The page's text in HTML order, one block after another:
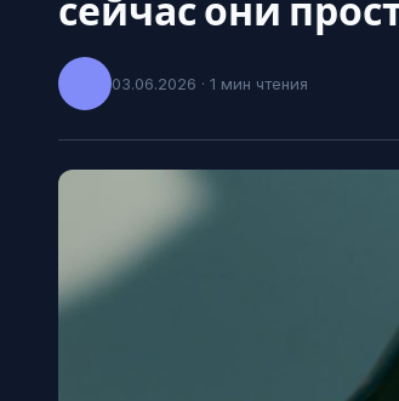
сейчас они
03.06.2026 · 1 мин чтения